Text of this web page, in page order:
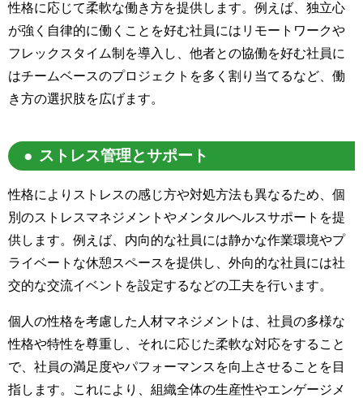
性格に応じて柔軟な働き方を提供します。例えば、独立心
が強く自律的に働くことを好む社員にはリモートワークや
フレックスタイム制を導入し、他者との協働を好む社員に
はチームベースのプロジェクトを多く割り当てるなど、働
き方の選択肢を広げます。
ストレス管理とサポート
性格によりストレスの感じ方や対処方法も異なるため、個
別のストレスマネジメントやメンタルヘルスサポートを提
供します。例えば、内向的な社員には静かな作業環境やプ
ライベートな休憩スペースを提供し、外向的な社員には社
交的な交流イベントを設定するなどの工夫を行います。
個人の性格を考慮した人材マネジメントは、社員の多様な
性格や特性を尊重し、それに応じた柔軟な対応をすること
で、社員の満足度やパフォーマンスを向上させることを目
指します。これにより、組織全体の生産性やエンゲージメ